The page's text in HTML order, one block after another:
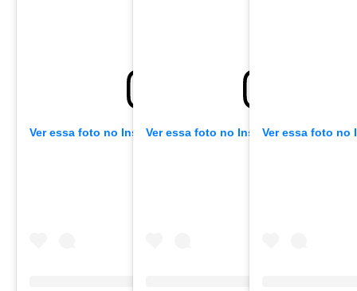
Ver essa foto no InstagramVer essa foto no InstagramVer essa foto no